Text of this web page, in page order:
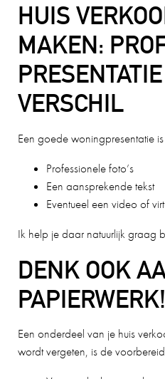
HUIS
MAKEN:
VERSCHIL
Een goede woningpresentatie
Professionele foto’s
Een aansprekende tekst
Eventueel een video of
Ik help je daar natuurlijk graag
DENK OOK
PAPIERWERK!
Een onderdeel van je huis
wordt vergeten, is de